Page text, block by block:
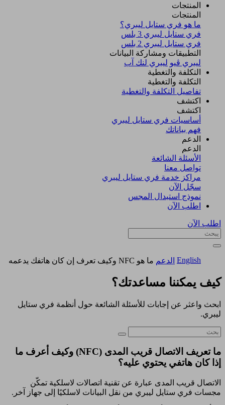
المنتجات
المنتجات
ما هو فري ستايل ليبري؟
فري ستايل ليبري 3 بلس​
فري ستايل ليبري 2 بلس​
التطبيقات ومشاركة البيانات
ليبري ڤيو ليبري لنك آب
التكلفة والتغطية
التكلفة والتغطية
تفاصيل التكلفة والتغطية
اكتشف​
اكتشف​
أساسيات فري ستايل ليبري
فهم بياناتك
الدعم
الدعم
الأسئلة الشائعة
تواصل معنا
مراكز خدمة فري ستايل ليبري
سجّل الآن​
نموذج استبدال المجس
اطلب الآن
اطلب الآن
English الدعم ما هو NFC وكيف تعرف إن كان هاتفك يدعمه
كيف يمكننا مساعدتك؟
ابحث واعثر عن إجابات للأسئلة الشائعة حول أنظمة فري ستايل
ليبري.
ما تعريف الاتصال قريب المدى (NFC) وكيف أعرف ما
إذا كان هاتفي يحتوي عليه؟
الاتصال قريب المدى عبارة عن تقنية اتصالات لاسلكية تمكّن
مجسات فري ستايل ليبري من نقل البيانات لاسلكيًا إلى جهاز آخر.